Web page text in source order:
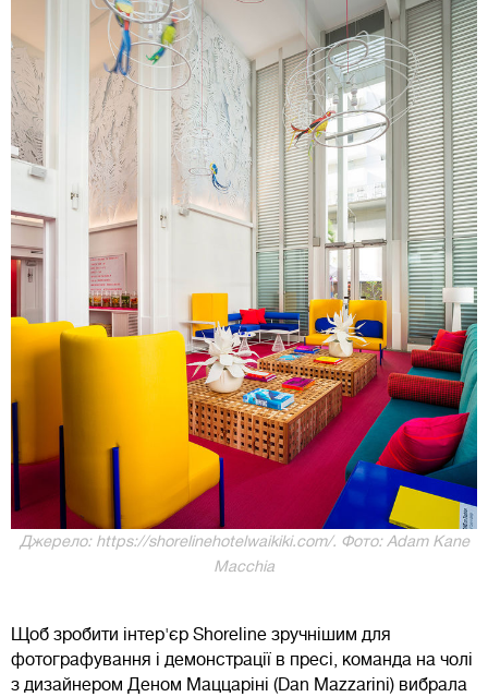
Джерело: https://shorelinehotelwaikiki.com/. Фото: Adam Kane
Macchia
Щоб зробити інтер'єр Shoreline зручнішим для
фотографування і демонстрації в пресі, команда на чолі
з дизайнером Деном Маццаріні (Dan Mazzarini) вибрала